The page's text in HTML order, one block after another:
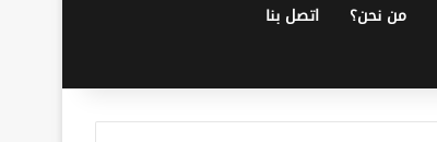
من نحن؟ اتصل بنا